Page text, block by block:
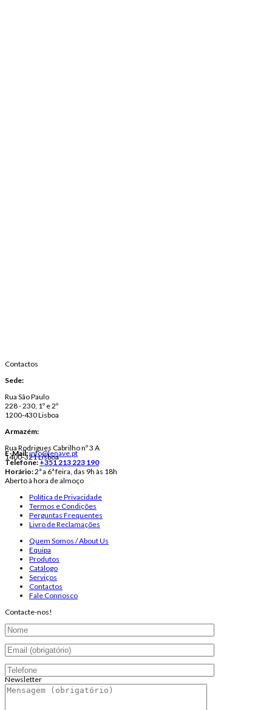
Contactos
Sede:
Rua São Paulo
228 - 230, 1º e 2º
1200-430 Lisboa
Armazém:
Rua Rodrigues Cabrilho nº 3 A
1400-321 Lisboa
E-Mail:info@lenave.pt
Telefone:+351 213 223 190
Horário:2ª a 6ª feira, das 9h às 18h
Aberto à hora de almoço
Política de Privacidade
Termos e Condições
Perguntas Frequentes
Livro de Reclamações
Quem Somos / About Us
Equipa
Produtos
Catálogo
Serviços
Contactos
Fale Connosco
Contacte-nos!
Newsletter
Endereço de email: